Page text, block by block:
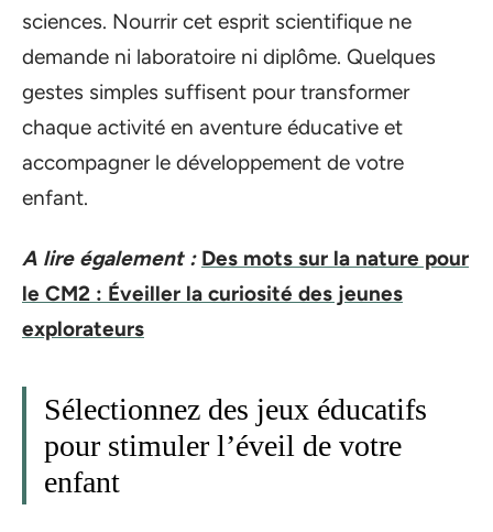
sciences. Nourrir cet esprit scientifique ne
demande ni laboratoire ni diplôme. Quelques
gestes simples suffisent pour transformer
chaque activité en aventure éducative et
accompagner le développement de votre
enfant.
A lire également : Des mots sur la nature pour
le CM2 : Éveiller la curiosité des jeunes
explorateurs
Sélectionnez des jeux éducatifs
pour stimuler l’éveil de votre
enfant